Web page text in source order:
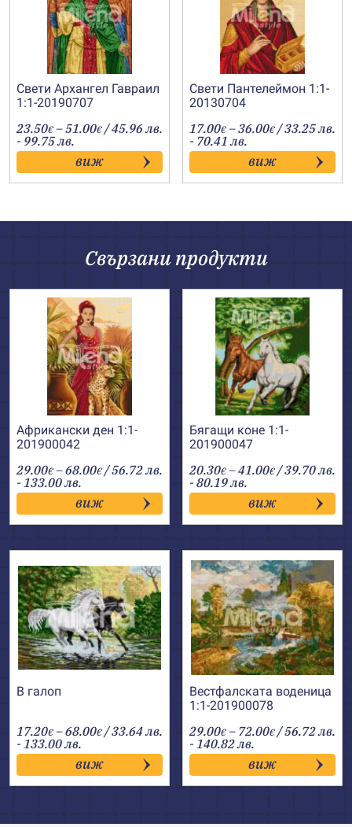
Свети Архангел Гавраил
1:1-20190707
23.50€ –51.00€Price
range:
23.50€
through
51.00€
/ 45.96 лв.
- 99.75 лв.
виж
Свети Пантелеймон 1:1-
20130704
17.00€ –36.00€Price
range:
17.00€
through
36.00€
/ 33.25 лв.
- 70.41 лв.
виж
Свързани продукти
Африкански ден 1:1-
201900042
29.00€ –68.00€Price
range:
29.00€
through
68.00€
/ 56.72 лв.
- 133.00 лв.
виж
Бягащи коне 1:1-
201900047
20.30€ –41.00€Price
range:
20.30€
through
41.00€
/ 39.70 лв.
- 80.19 лв.
виж
В галоп
17.20€ –68.00€Price
range:
17.20€
through
68.00€
/ 33.64 лв.
- 133.00 лв.
виж
Вестфалската воденица
1:1-201900078
29.00€ – 72.00€Price
range:
29.00€
through
72.00€
/ 56.72 лв.
- 140.82 лв.
виж